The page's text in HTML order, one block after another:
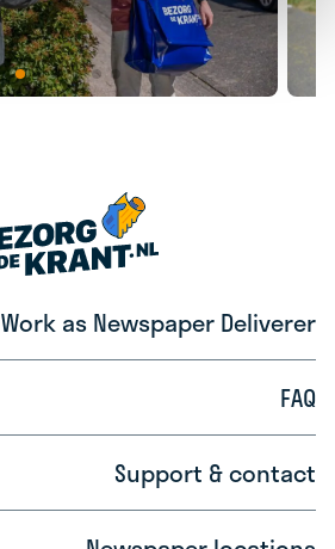
Work as Newspaper Deliverer
FAQ
Support & contact